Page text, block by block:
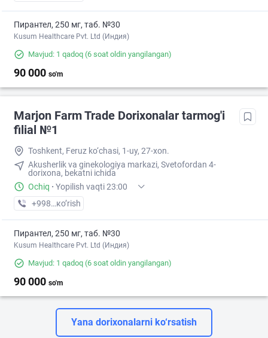
Пирантел, 250 мг, таб. №30
Kusum Healthcare Pvt. Ltd (Индия)
Mavjud: 1 qadoq (6 soat oldin yangilangan)
90 000 so'm
Marjon Farm Trade Dorixonalar tarmog'i
filial №1
Toshkent, Feruz ko‘chasi, 1-uy, 27-xon.
Akusherlik va ginekologiya markazi, Svetofordan 4-
dorixona, bekatni ichida
Ochiq · Yopilish vaqti 23:00
+998 (77) XXX-XX-XX
кo’rish
Пирантел, 250 мг, таб. №30
Kusum Healthcare Pvt. Ltd (Индия)
Mavjud: 1 qadoq (6 soat oldin yangilangan)
90 000 so'm
Yana dorixonalarni ko‘rsatish